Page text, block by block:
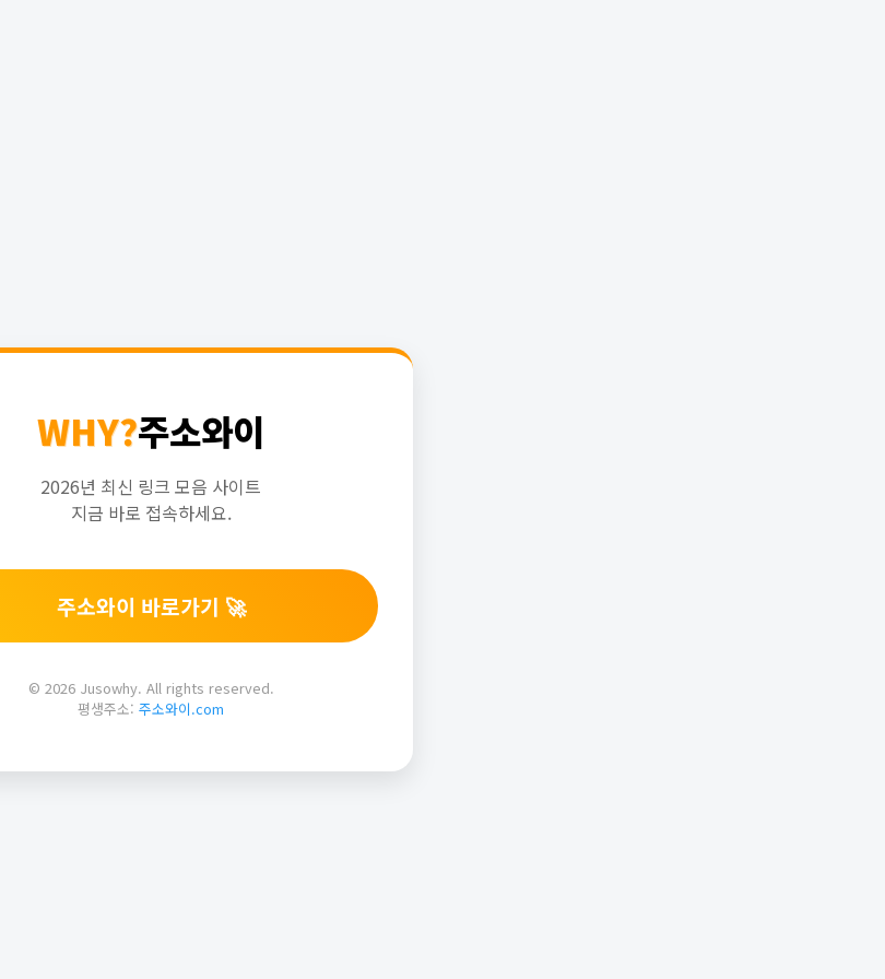
WHY?주소와이
2026년 최신 링크 모음 사이트
지금 바로 접속하세요.
주소와이 바로가기 🚀
© 2026 Jusowhy. All rights reserved.
평생주소: 주소와이.com